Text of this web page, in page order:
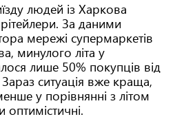
людей із Харкова
За даними
мережі супермаркетів
минулого літа у
лише 50% покупців від
Зараз ситуація вже краща,
у порівнянні з літом